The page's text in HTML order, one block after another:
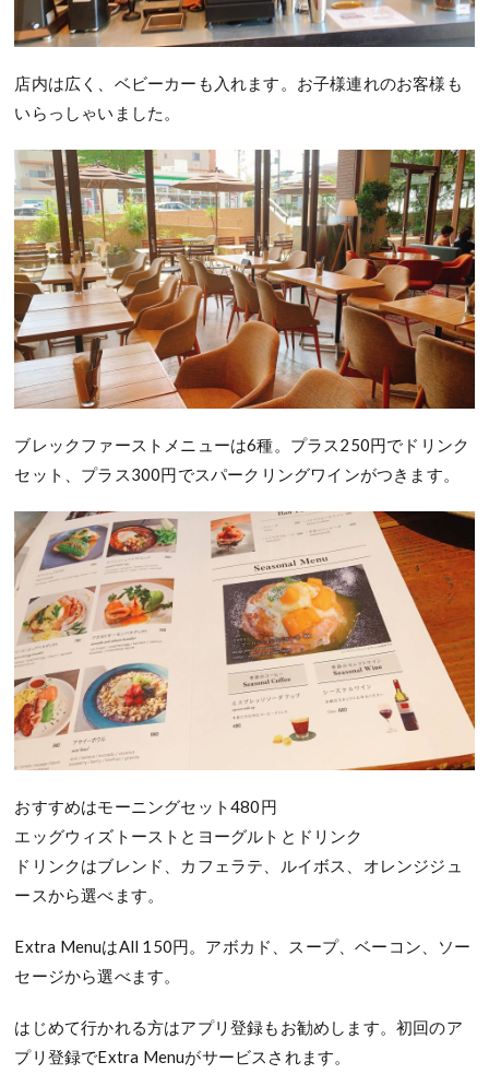
店内は広く、ベビーカーも入れます。お子様連れのお客様も
いらっしゃいました。
ブレックファーストメニューは6種。プラス250円でドリンク
セット、プラス300円でスパークリングワインがつきます。
おすすめはモーニングセット480円
エッグウィズトーストとヨーグルトとドリンク
ドリンクはブレンド、カフェラテ、ルイボス、オレンジジュ
ースから選べます。
Extra MenuはAll 150円。アボカド、スープ、ベーコン、ソー
セージから選べます。
はじめて行かれる方はアプリ登録もお勧めします。初回のア
プリ登録でExtra Menuがサービスされます。